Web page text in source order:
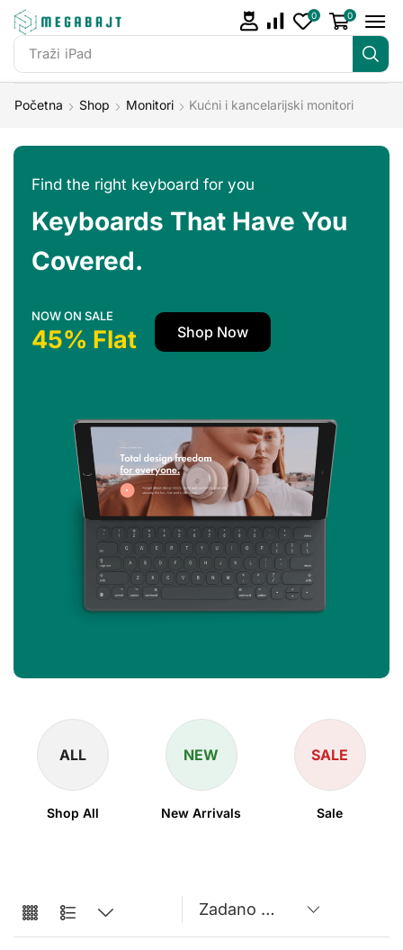
Traži iPad
0 0
Početna Shop Monitori Kućni i kancelarijski monitori
Find the right keyboard for you
Keyboards That Have You
Covered.
NOW ON SALE
45% Flat Shop Now
ALL
Shop All
NEW
New Arrivals
SALE
Sale